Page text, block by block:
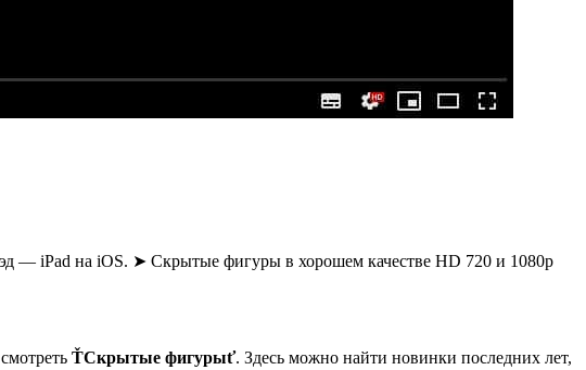
— iPad на iOS. ➤ Скрытые фигуры в хорошем качестве HD 720 и 1080p
ŤСкрытые фигурыť. Здесь можно найти новинки последних лет,